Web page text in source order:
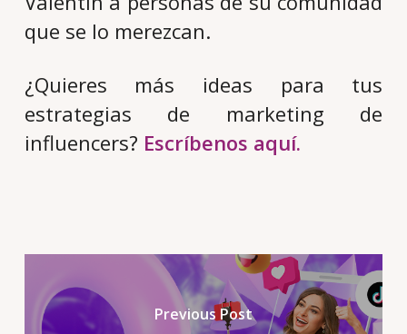
que se lo merezcan.
¿Quieres más ideas para tus
estrategias de marketing de
influencers? Escríbenos aquí.
Previous Post